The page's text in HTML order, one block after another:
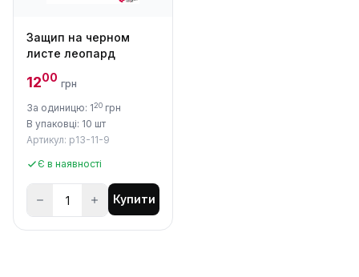
Защип на черном
листе леопард
1200 грн
За одиницю: 120 грн
В упаковці: 10 шт
Артикул: p13-11-9
Є в наявності
Купити